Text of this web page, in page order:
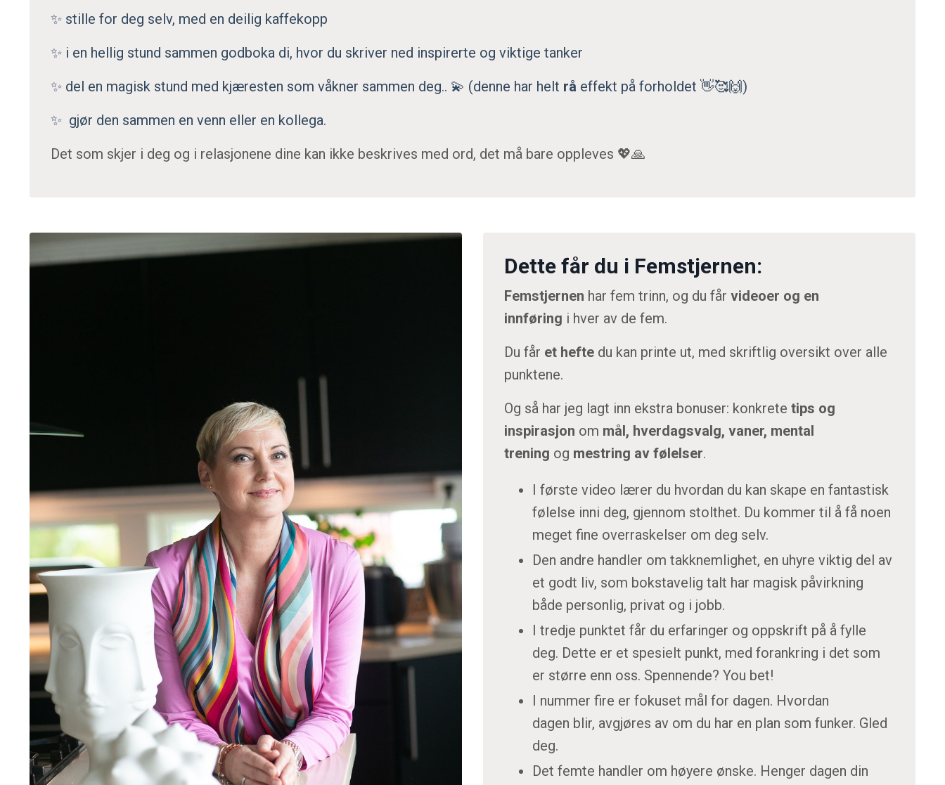
✨ stille for deg selv, med en deilig kaffekopp
✨ i en hellig stund sammen godboka di, hvor du skriver ned inspirerte og viktige tanker
✨ del en magisk stund med kjæresten som våkner sammen deg.. 💫 (denne har helt rå effekt på forholdet 👋🥰🙌)
✨ gjør den sammen en venn eller en kollega.
Det som skjer i deg og i relasjonene dine kan ikke beskrives med ord, det må bare oppleves 💖🙏
Dette får du i Femstjernen:
Femstjernen har fem trinn, og du får videoer og en
innføring i hver av de fem.
Du får et hefte du kan printe ut, med skriftlig oversikt over alle
punktene.
Og så har jeg lagt inn ekstra bonuser: konkrete tips og
inspirasjon om mål, hverdagsvalg, vaner, mental
trening og mestring av følelser.
I første video lærer du hvordan du kan skape en fantastisk
følelse inni deg, gjennom stolthet. Du kommer til å få noen
meget fine overraskelser om deg selv.
Den andre handler om takknemlighet, en uhyre viktig del av
et godt liv, som bokstavelig talt har magisk påvirkning
både personlig, privat og i jobb.
I tredje punktet får du erfaringer og oppskrift på å fylle
deg. Dette er et spesielt punkt, med forankring i det som
er større enn oss. Spennende? You bet!
I nummer fire er fokuset mål for dagen. Hvordan
dagen blir, avgjøres av om du har en plan som funker. Gled
deg.
Det femte handler om høyere ønske. Henger dagen din